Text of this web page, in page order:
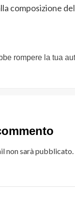
composizione
rompere la tua
non sarà pubblicato.